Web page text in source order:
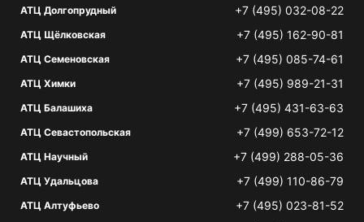
АТЦ Долгопрудный +7 (495) 032-08-22
АТЦ Щёлковская +7 (495) 162-90-81
АТЦ Семеновская +7 (495) 085-74-61
АТЦ Химки +7 (495) 989-21-31
АТЦ Балашиха +7 (495) 431-63-63
АТЦ Севастопольская +7 (499) 653-72-12
АТЦ Научный +7 (499) 288-05-36
АТЦ Удальцова +7 (499) 110-86-79
АТЦ Алтуфьево +7 (495) 023-81-52